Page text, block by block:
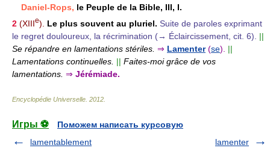
Daniel-Rops, le Peuple de la Bible, III, I.
2 (XIIIe). Le plus souvent au pluriel. Suite de paroles exprimant
le regret douloureux, la récrimination (→ Éclaircissement, cit. 6).
||
Se répandre en lamentations stériles. ⇒ Lamenter (se).
||
Lamentations continuelles. || Faites-moi grâce de vos
lamentations. ⇒ Jérémiade.
Encyclopédie Universelle 2012
Игры ⚽
Поможем написать курсовую
lamentablement
lamenter